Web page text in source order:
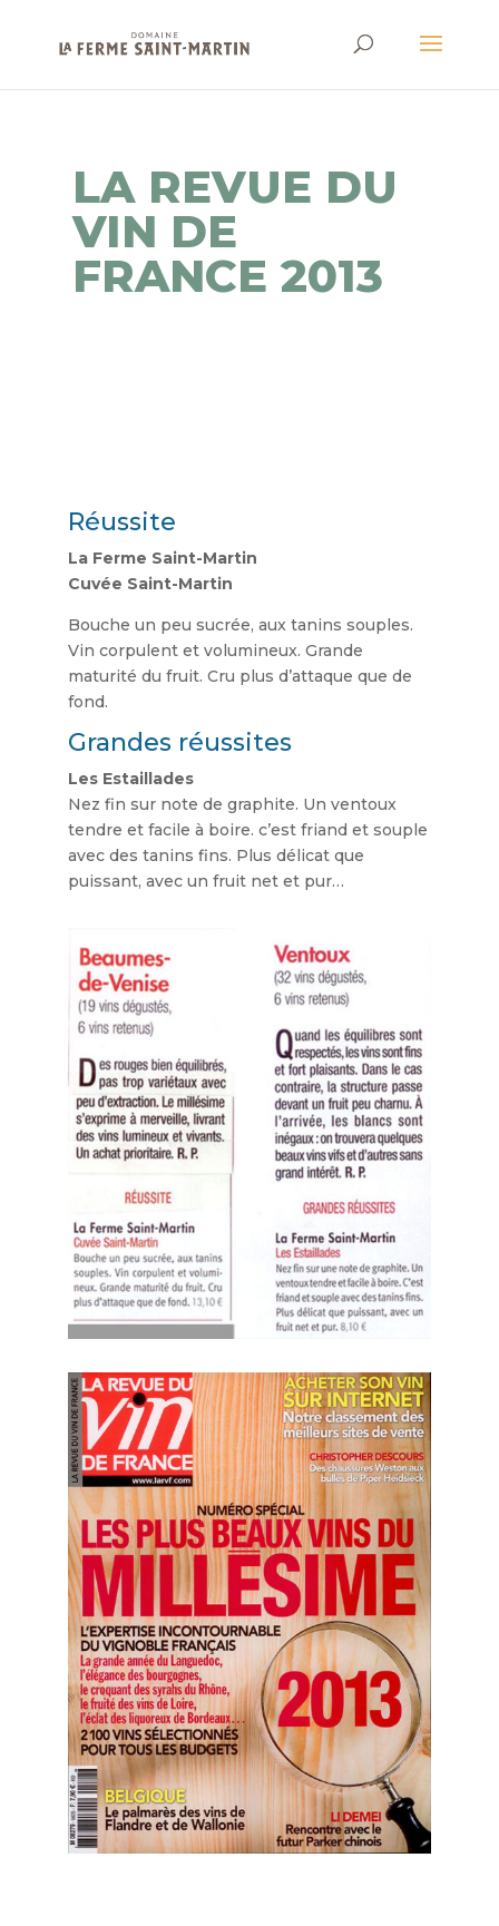
LA REVUE DU
VIN DE
FRANCE 2013
Réussite
La Ferme Saint-Martin
Cuvée Saint-Martin
Bouche un peu sucrée, aux tanins souples.
Vin corpulent et volumineux. Grande
maturité du fruit. Cru plus d’attaque que de
fond.
Grandes réussites
Les Estaillades
Nez fin sur note de graphite. Un ventoux
tendre et facile à boire. c’est friand et souple
avec des tanins fins. Plus délicat que
puissant, avec un fruit net et pur…